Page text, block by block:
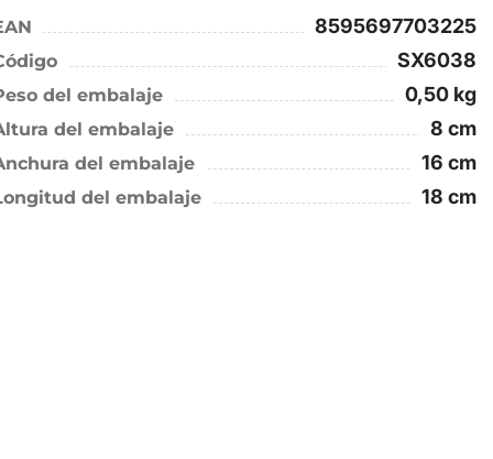
8595697703225
SX6038
del embalaje 0,50 kg
del embalaje 8 cm
del embalaje 16 cm
del embalaje 18 cm